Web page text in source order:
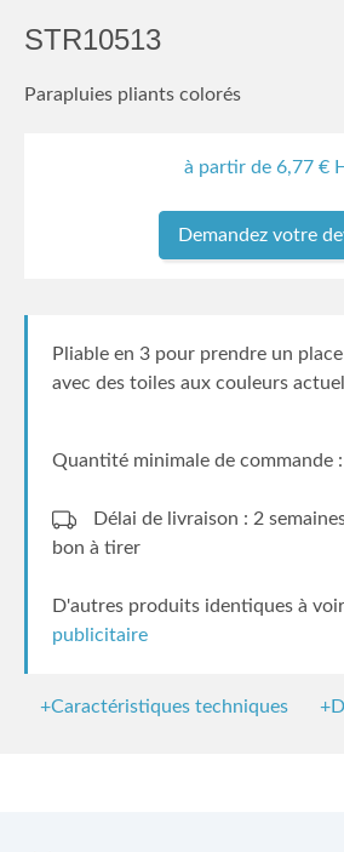
STR10513
Parapluies pliants colorés
à partir de 6,77€
Demandez votre
Pliable en 3 pour prendre un
avec des toiles aux couleurs
Quantité minimale de commande
Délai de livraison : 2
bon à tirer
D'autres produits identiques à
publicitaire
+Caractéristiques techniques